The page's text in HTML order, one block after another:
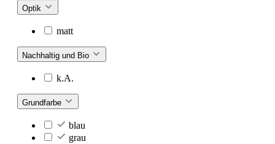
Optik
matt
Nachhaltig und Bio
k.A.
Grundfarbe
blau
grau